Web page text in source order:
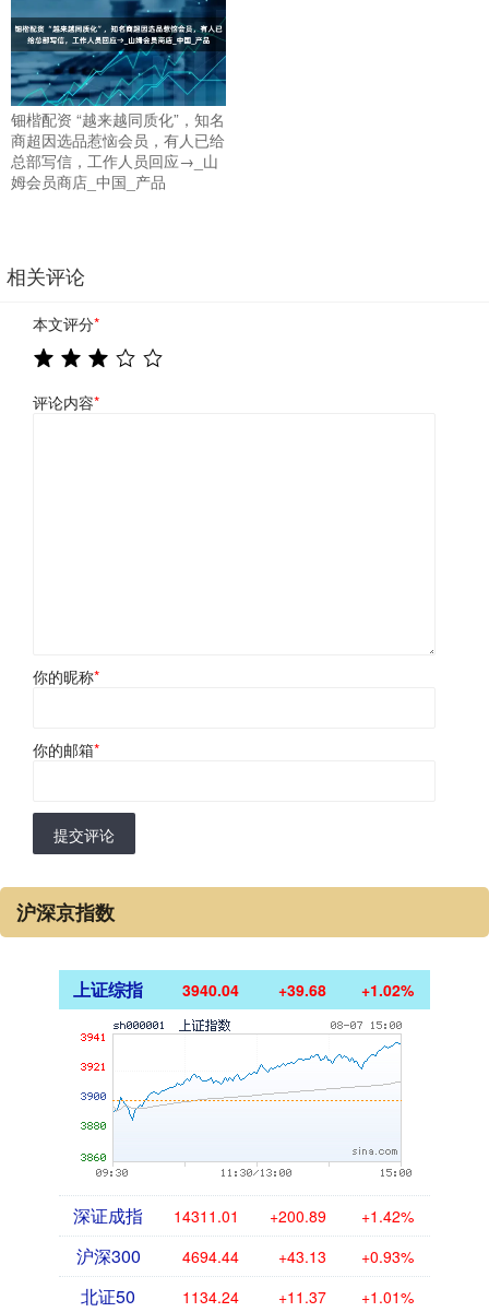
钿楷配资 “越来越同质化”，知名
商超因选品惹恼会员，有人已给
总部写信，工作人员回应→_山
姆会员商店_中国_产品
相关评论
本文评分*
评论内容*
你的昵称*
你的邮箱*
提交评论
沪深京指数
上证综指 3940.04 +39.68 +1.02%
深证成指 14311.01 +200.89 +1.42%
沪深300 4694.44 +43.13 +0.93%
北证50 1134.24 +11.37 +1.01%